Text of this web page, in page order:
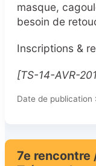
masque,
besoin de
Inscriptions &
[TS-14-AVR-
Date de publication
7e rencontre